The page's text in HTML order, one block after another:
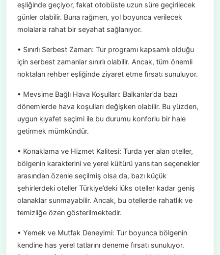
eşliğinde geçiyor, fakat otobüste uzun süre geçirilecek
günler olabilir. Buna rağmen, yol boyunca verilecek
molalarla rahat bir seyahat sağlanıyor.
• Sınırlı Serbest Zaman: Tur programı kapsamlı olduğu
için serbest zamanlar sınırlı olabilir. Ancak, tüm önemli
noktaları rehber eşliğinde ziyaret etme fırsatı sunuluyor.
• Mevsime Bağlı Hava Koşulları: Balkanlar’da bazı
dönemlerde hava koşulları değişken olabilir. Bu yüzden,
uygun kıyafet seçimi ile bu durumu konforlu bir hale
getirmek mümkündür.
• Konaklama ve Hizmet Kalitesi: Turda yer alan oteller,
bölgenin karakterini ve yerel kültürü yansıtan seçenekler
arasından özenle seçilmiş olsa da, bazı küçük
şehirlerdeki oteller Türkiye’deki lüks oteller kadar geniş
olanaklar sunmayabilir. Ancak, bu otellerde rahatlık ve
temizliğe özen gösterilmektedir.
• Yemek ve Mutfak Deneyimi: Tur boyunca bölgenin
kendine has yerel tatlarını deneme fırsatı sunuluyor.